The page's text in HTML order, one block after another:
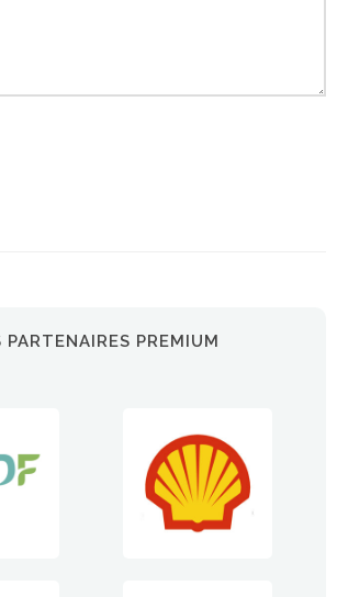
PARTENAIRES PREMIUM